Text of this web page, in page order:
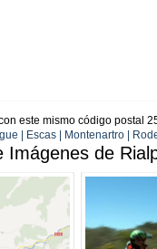
este mismo código postal
| Escas | Montenartro |
Imágenes de